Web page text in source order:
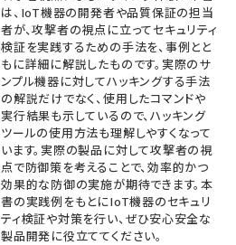
は、IoT機器の開発者や品質保証の担当
者が、攻撃者の視点に立ってセキュリティ
検証を実践するための手法を、事例とと
もに詳細に解説したものです。実際のサ
ンプル機器に対してハッキングする手法
の解説だけでなく、使用したコマンドや
実行結果も示しているので、ハッキング
ツールの使用方法も理解しやすくなって
います。実際の製品に対して攻撃者の視
点で防御策を考えることで、効率的かつ
効果的な防御の実施が期待できます。本
書の実践例をもとにIoT機器のセキュリ
ティ検証や対策を行い、ぜひ安心安全な
製品開発に役立ててください。